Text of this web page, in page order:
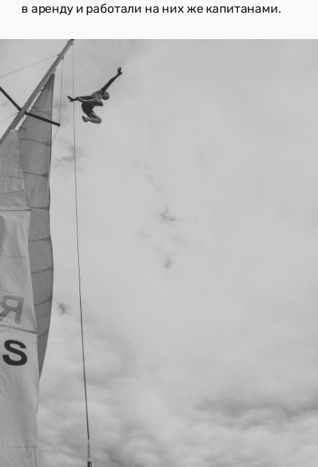
в аренду и работали на них же капитанами.